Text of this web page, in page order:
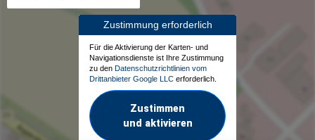
Zustimmung erforderlich
Für die Aktivierung der Karten- und
Navigationsdienste ist Ihre Zustimmung
zu den Datenschutzrichtlinien vom
Drittanbieter Google LLC erforderlich.
Zustimmen
und aktivieren